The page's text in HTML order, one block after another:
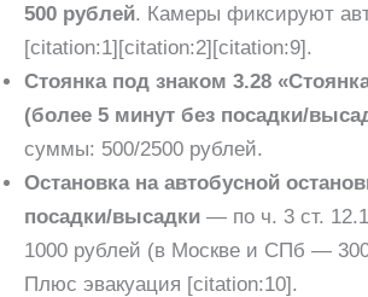
500 рублей. Камеры фиксируют
[citation:1][citation:2][citation:9].
Стоянка под знаком 3.28
(более 5 минут без посадки/
суммы: 500/2500 рублей.
Остановка на автобусной
посадки/высадки — по ч. 3 ст.
1000 рублей (в Москве и СПб —
Плюс эвакуация [citation:10].